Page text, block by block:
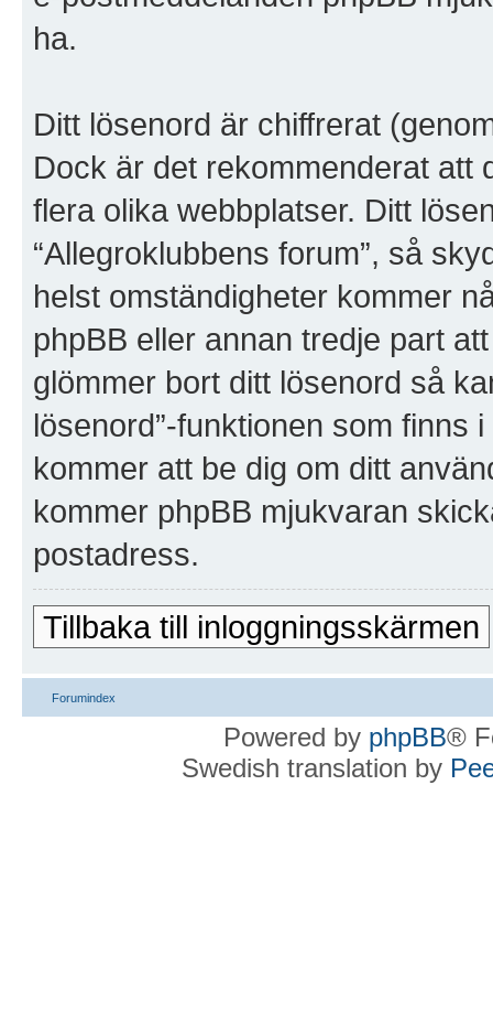
ha.
Ditt lösenord är chiffrerat
Dock är det rekommenderat att
flera olika webbplatser. Ditt
“Allegroklubbens forum”, så
helst omständigheter kommer
phpBB eller annan tredje part
glömmer bort ditt lösenord så
lösenord”-funktionen som finns
kommer att be dig om ditt
kommer phpBB mjukvaran
postadress.
Tillbaka till inloggningsskärmen
Forumindex
Powered by phpBB®
Swedish translation by